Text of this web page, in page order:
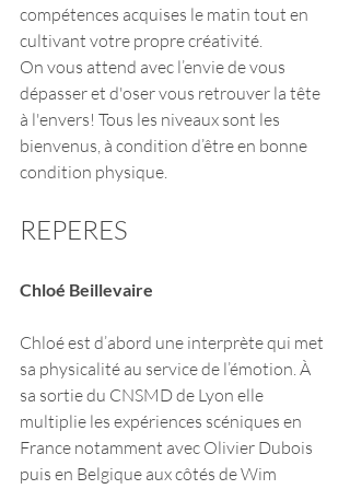
compétences acquises le matin tout en
cultivant votre propre créativité.
On vous attend avec l’envie de vous
dépasser et d'oser vous retrouver la tête
à l'envers! Tous les niveaux sont les
bienvenus, à condition d’être en bonne
condition physique.
REPERES
Chloé Beillevaire
Chloé est d’abord une interprète qui met
sa physicalité au service de l’émotion. À
sa sortie du CNSMD de Lyon elle
multiplie les expériences scéniques en
France notamment avec Olivier Dubois
puis en Belgique aux côtés de Wim